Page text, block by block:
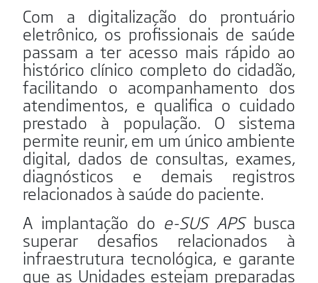
Com a digitalização do prontuário
eletrônico, os profissionais de saúde
passam a ter acesso mais rápido ao
histórico clínico completo do cidadão,
facilitando o acompanhamento dos
atendimentos, e qualifica o cuidado
prestado à população. O sistema
permite reunir, em um único ambiente
digital, dados de consultas, exames,
diagnósticos e demais registros
relacionados à saúde do paciente.
A implantação do e-SUS APSbusca
superar desafios relacionados à
infraestrutura tecnológica, e garante
que as Unidades estejam preparadas